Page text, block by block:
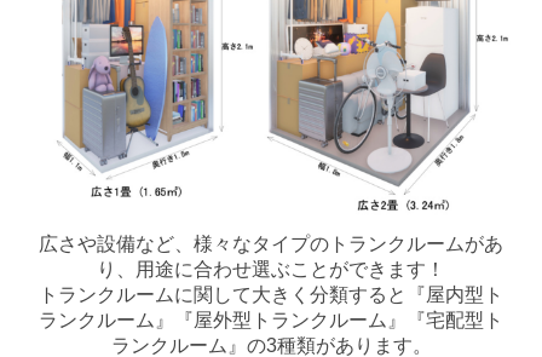
広さや設備など、様々なタイプのトランクルームがあ
り、用途に合わせ選ぶことができます！
トランクルームに関して大きく分類すると『屋内型ト
ランクルーム』『屋外型トランクルーム』『宅配型ト
ランクルーム』の3種類があります。